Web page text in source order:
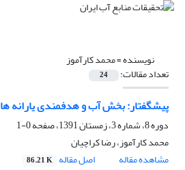
نویسنده =محمد کارآموز
تعداد مقالات: 24
پیشگفتار: بخش آب و هدفمندی یارانه ها
دوره 8، شماره 3، زمستان 1391، صفحه
0-1
محمد کارآموز، رضا کراچیان
مشاهده مقاله
اصل مقاله 86.21 K